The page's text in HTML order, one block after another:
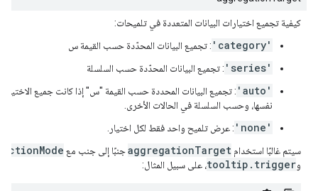
كيفية تجميع اختيارات البيانات المتعددة في تلميحات:
'category' : تجميع البيانات المحدّدة حسب القيمة س
'series' : تجميع البيانات المحدّدة حسب السلسلة
'auto'
نفسها، وحسب السلسلة في الحالات الأخرى.
'none' : عرض تلميح واحد فقط لكل اختيار.
سيتم غالبًا استخدام aggregationTargetجنبًا إلى جنب مع
وtooltip.trigger، على سبيل المثال: